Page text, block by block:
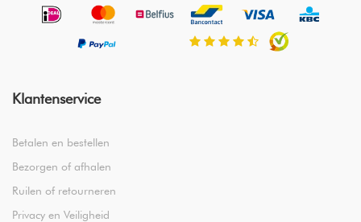
Klantenservice
Betalen en bestellen
Bezorgen of afhalen
Ruilen of retourneren
Privacy en Veiligheid